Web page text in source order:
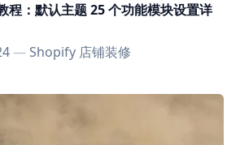
：默认主题 25 个功能模块设置详
—Shopify 店铺装修